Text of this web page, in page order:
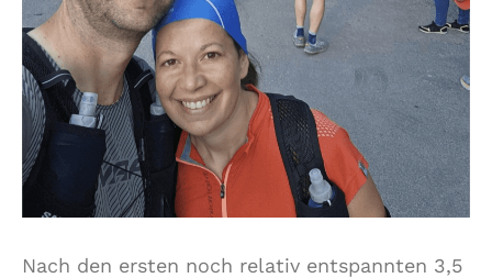
Nach den ersten noch relativ entspannten 3,5